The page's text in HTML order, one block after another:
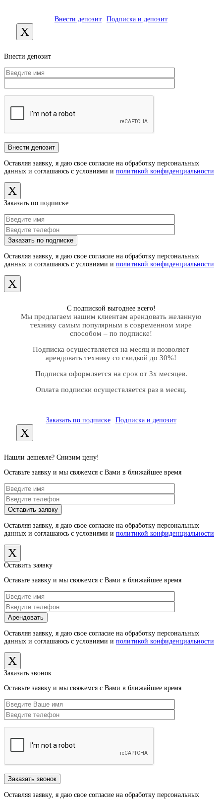
Внести депозит Подписка и депозит
X
Внести депозит
Оставляя заявку, я даю свое согласие на обработку персональных
данных и соглашаюсь с условиями и политикой конфиденциальности
X
Заказать по подписке
Оставляя заявку, я даю свое согласие на обработку персональных
данных и соглашаюсь с условиями и политикой конфиденциальности
X
С подпиской выгоднее всего!
Мы предлагаем нашим клиентам арендовать желанную
технику самым популярным в современном мире
способом – по подписке!
Подписка осуществляется на месяц и позволяет
арендовать технику со скидкой до 30%!
Подписка оформляется на срок от 3х месяцев.
Оплата подписки осуществляется раз в месяц.
Заказать по подписке Подписка и депозит
X
Нашли дешевле? Снизим цену!
Оставьте заявку и мы свяжемся с Вами в ближайшее время
Оставляя заявку, я даю свое согласие на обработку персональных
данных и соглашаюсь с условиями и политикой конфиденциальности
X
Оставить заявку
Оставьте заявку и мы свяжемся с Вами в ближайшее время
Оставляя заявку, я даю свое согласие на обработку персональных
данных и соглашаюсь с условиями и политикой конфиденциальности
X
Заказать звонок
Оставьте заявку и мы свяжемся с Вами в ближайшее время
Оставляя заявку, я даю свое согласие на обработку персональных